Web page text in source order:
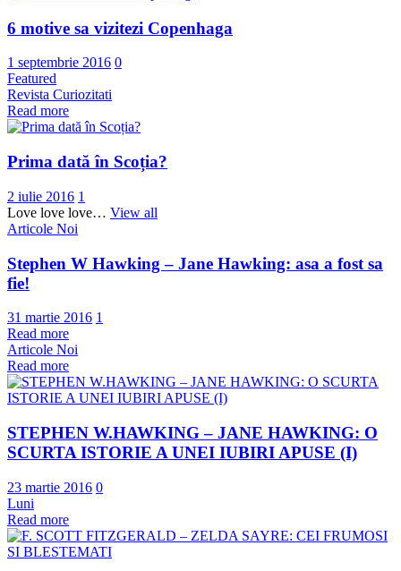
6 motive sa vizitezi Copenhaga
1 septembrie 2016 0
Featured
Revista Curiozitati
Read more
Prima dată în Scoția?
2 iulie 2016 1
Love love love… View all
Articole Noi
Stephen W Hawking – Jane Hawking: asa a fost sa
fie!
31 martie 2016 1
Read more
Articole Noi
Read more
STEPHEN W.HAWKING – JANE HAWKING: O
SCURTA ISTORIE A UNEI IUBIRI APUSE (I)
23 martie 2016 0
Luni
Read more